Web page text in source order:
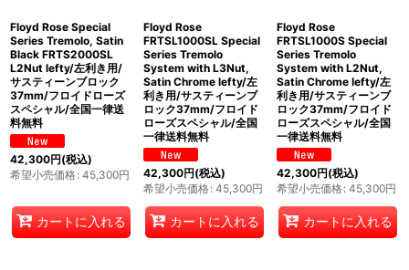
Floyd Rose Special
Series Tremolo, Satin
Black FRTS2000SL
L2Nut lefty/左利き用/
サスティーンブロック
37mm/フロイドローズ
スペシャル/全国一律送
料無料
42,300円(税込)
希望小売価格: 45,300円
カートに入れる
Floyd Rose
FRTSL1000SL Special
Series Tremolo
System with L3Nut,
Satin Chrome lefty/左
利き用/サスティーンブ
ロック37mm/フロイド
ローズスペシャル/全国
一律送料無料
42,300円(税込)
希望小売価格: 45,300円
カートに入れる
Floyd Rose
FRTSL1000S Special
Series Tremolo
System with L2Nut,
Satin Chrome lefty/左
利き用/サスティーンブ
ロック37mm/フロイド
ローズスペシャル/全国
一律送料無料
42,300円(税込)
希望小売価格: 45,300円
カートに入れる